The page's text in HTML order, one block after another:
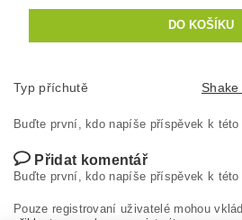
Typ příchutě Shake
Buďte první, kdo napíše příspěvek k této
Přidat komentář
Buďte první, kdo napíše příspěvek k této
Pouze registrovaní uživatelé mohou